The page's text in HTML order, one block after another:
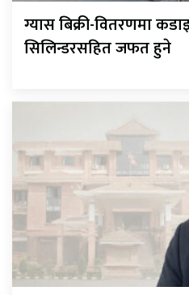
ग्यास बिक्री-वितरणमा
सिलिन्डरसहित जफत हुने